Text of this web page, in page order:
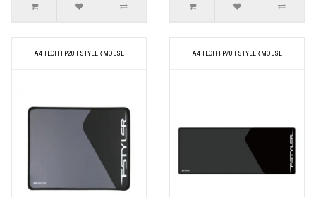
A4 TECH FP20 FSTYLER MOUSE A4 TECH FP70 FSTYLER MOUSE